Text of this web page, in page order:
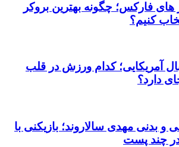
فارکس؛ چگونه بهترین بروکر
کنیم؟
آمریکایی؛ کدام ورزش در قلب
دارد؟
و بدنی مهدی سالاروند؛ بازیکنی با
در چند پست